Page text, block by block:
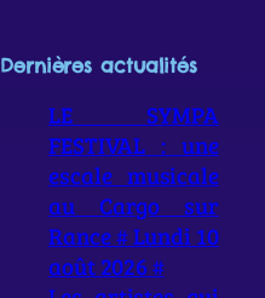
Dernières actualités
LE SYMPA
FESTIVAL : une
escale musicale
au Cargo sur
Rance # Lundi 10
août 2026 #